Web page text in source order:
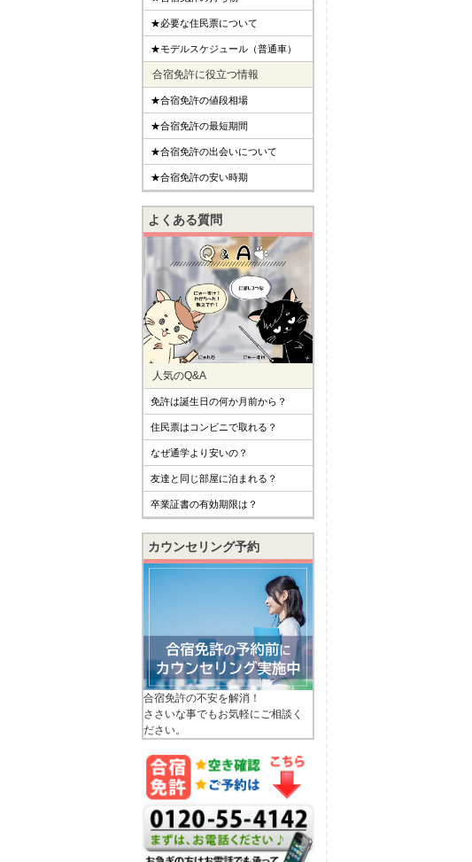
★必要な住民票について
★モデルスケジュール（普通車）
合宿免許に役立つ情報
★合宿免許の値段相場
★合宿免許の最短期間
★合宿免許の出会いについて
★合宿免許の安い時期
よくある質問
人気のQ&A
免許は誕生日の何か月前から？
住民票はコンビニで取れる？
なぜ通学より安いの？
友達と同じ部屋に泊まれる？
卒業証書の有効期限は？
カウンセリング予約
合宿免許の不安を解消！
ささいな事でもお気軽にご相談く
ださい。